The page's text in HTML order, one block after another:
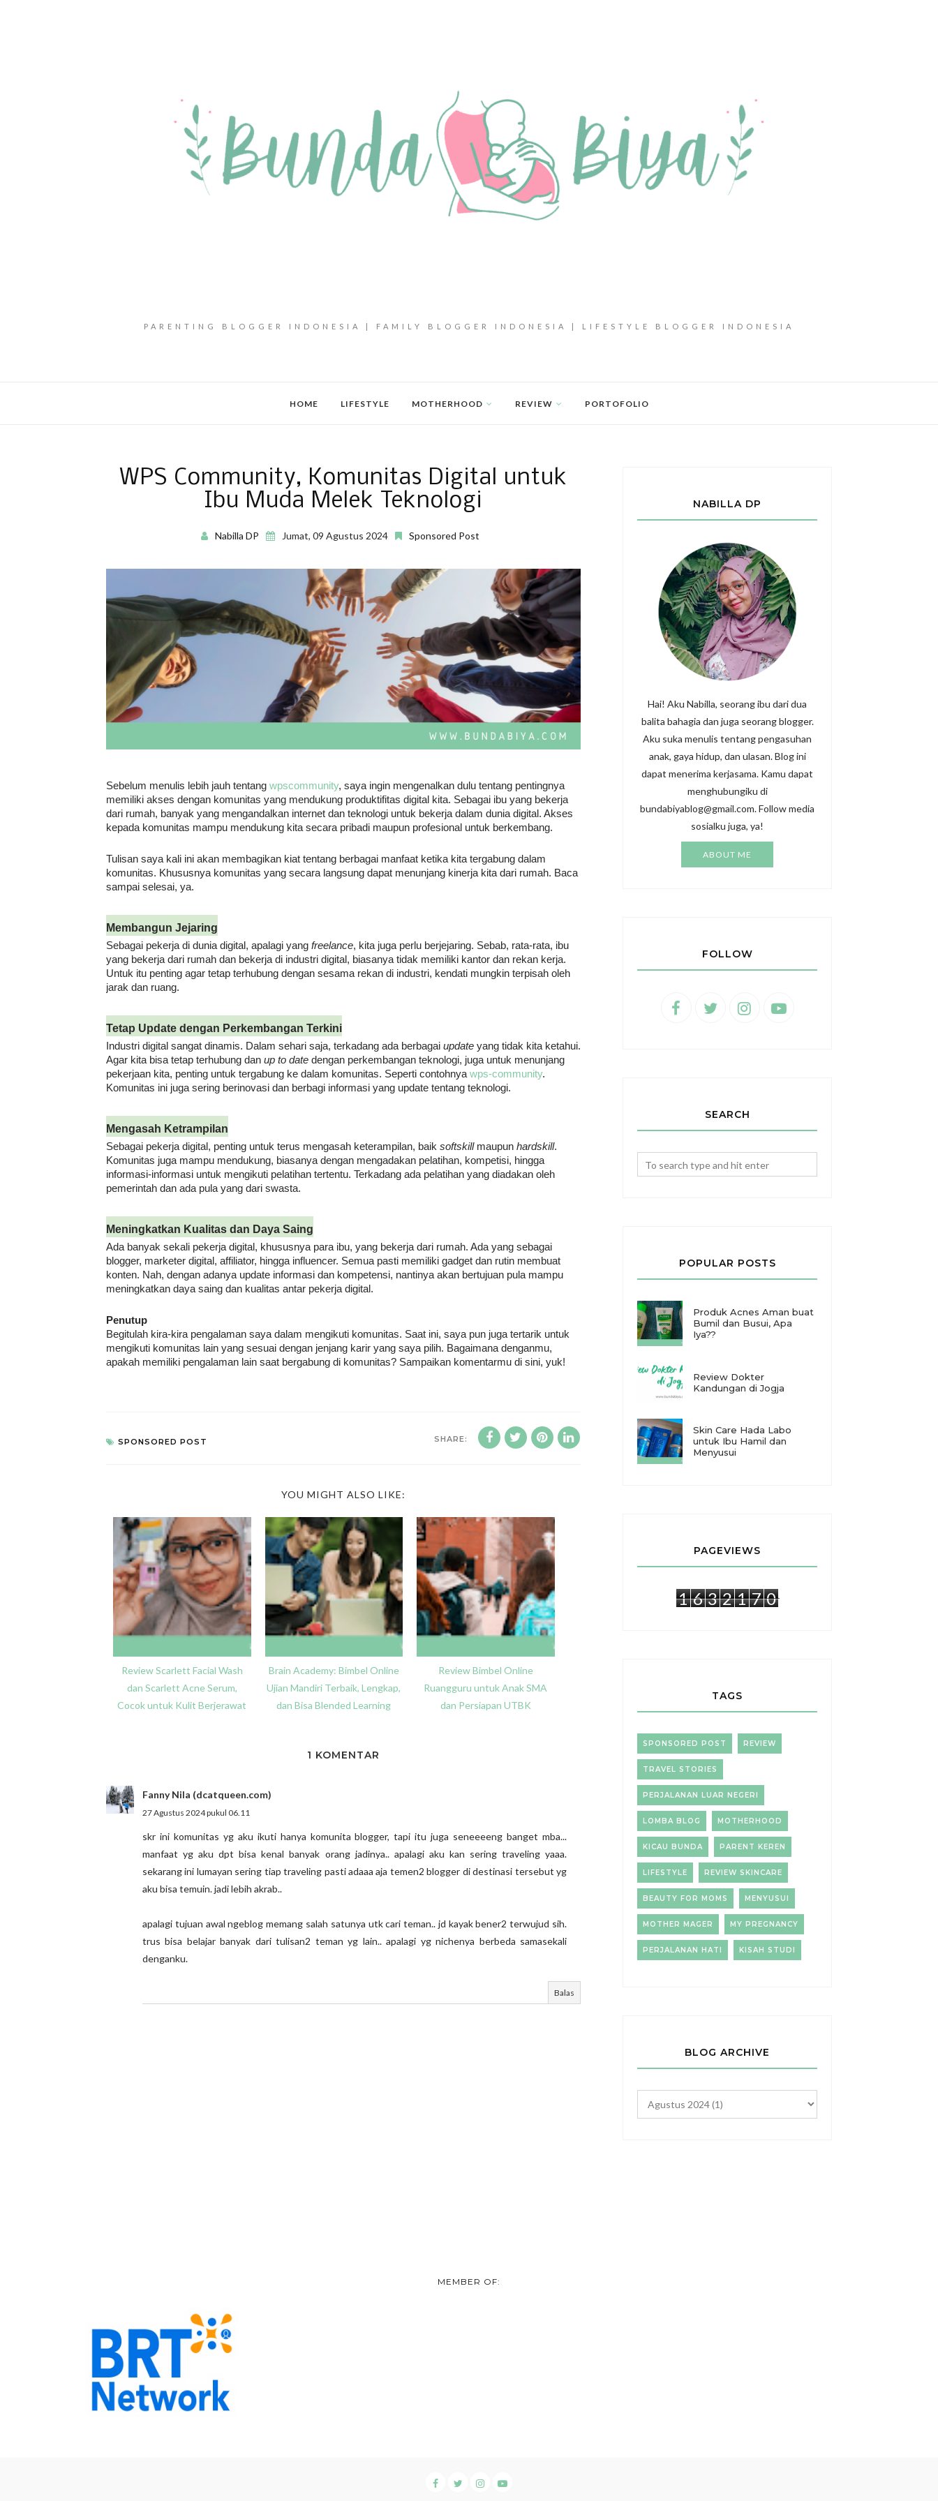
PARENTING BLOGGER INDONESIA | FAMILY BLOGGER INDONESIA | LIFESTYLE BLOGGER INDONESIA
HOME LIFESTYLE MOTHERHOOD REVIEW PORTOFOLIO
WPS Community, Komunitas Digital untuk
Ibu Muda Melek Teknologi
Nabilla DP Jumat, 09 Agustus 2024 Sponsored Post
Sebelum menulis lebih jauh tentang wpscommunity, saya ingin mengenalkan dulu tentang pentingnya
memiliki akses dengan komunitas yang mendukung produktifitas digital kita. Sebagai ibu yang bekerja
dari rumah, banyak yang mengandalkan internet dan teknologi untuk bekerja dalam dunia digital. Akses
kepada komunitas mampu mendukung kita secara pribadi maupun profesional untuk berkembang.
Tulisan saya kali ini akan membagikan kiat tentang berbagai manfaat ketika kita tergabung dalam
komunitas. Khususnya komunitas yang secara langsung dapat menunjang kinerja kita dari rumah. Baca
sampai selesai, ya.
Membangun Jejaring
Sebagai pekerja di dunia digital, apalagi yang freelance, kita juga perlu berjejaring. Sebab, rata-rata, ibu
yang bekerja dari rumah dan bekerja di industri digital, biasanya tidak memiliki kantor dan rekan kerja.
Untuk itu penting agar tetap terhubung dengan sesama rekan di industri, kendati mungkin terpisah oleh
jarak dan ruang.
Tetap Update dengan Perkembangan Terkini
Industri digital sangat dinamis. Dalam sehari saja, terkadang ada berbagai update yang tidak kita ketahui.
Agar kita bisa tetap terhubung dan up to date dengan perkembangan teknologi, juga untuk menunjang
pekerjaan kita, penting untuk tergabung ke dalam komunitas. Seperti contohnya wps-community.
Komunitas ini juga sering berinovasi dan berbagi informasi yang update tentang teknologi.
Mengasah Ketrampilan
Sebagai pekerja digital, penting untuk terus mengasah keterampilan, baik softskill maupun hardskill.
Komunitas juga mampu mendukung, biasanya dengan mengadakan pelatihan, kompetisi, hingga
informasi-informasi untuk mengikuti pelatihan tertentu. Terkadang ada pelatihan yang diadakan oleh
pemerintah dan ada pula yang dari swasta.
Meningkatkan Kualitas dan Daya Saing
Ada banyak sekali pekerja digital, khususnya para ibu, yang bekerja dari rumah. Ada yang sebagai
blogger, marketer digital, affiliator, hingga influencer. Semua pasti memiliki gadget dan rutin membuat
konten. Nah, dengan adanya update informasi dan kompetensi, nantinya akan bertujuan pula mampu
meningkatkan daya saing dan kualitas antar pekerja digital.
Penutup
Begitulah kira-kira pengalaman saya dalam mengikuti komunitas. Saat ini, saya pun juga tertarik untuk
mengikuti komunitas lain yang sesuai dengan jenjang karir yang saya pilih. Bagaimana denganmu,
apakah memiliki pengalaman lain saat bergabung di komunitas? Sampaikan komentarmu di sini, yuk!
SPONSORED POST SHARE:
YOU MIGHT ALSO LIKE:
Review Scarlett Facial Wash
dan Scarlett Acne Serum,
Cocok untuk Kulit Berjerawat
Brain Academy: Bimbel Online
Ujian Mandiri Terbaik, Lengkap,
dan Bisa Blended Learning
Review Bimbel Online
Ruangguru untuk Anak SMA
dan Persiapan UTBK
1 KOMENTAR
Fanny Nila (dcatqueen.com)
27 Agustus 2024 pukul 06.11
skr ini komunitas yg aku ikuti hanya komunita blogger, tapi itu juga seneeeeng banget mba...
manfaat yg aku dpt bisa kenal banyak orang jadinya.. apalagi aku kan sering traveling yaaa.
sekarang ini lumayan sering tiap traveling pasti adaaa aja temen2 blogger di destinasi tersebut yg
aku bisa temuin. jadi lebih akrab..
apalagi tujuan awal ngeblog memang salah satunya utk cari teman.. jd kayak bener2 terwujud sih.
trus bisa belajar banyak dari tulisan2 teman yg lain.. apalagi yg nichenya berbeda samasekali
denganku.
Balas
NABILLA DP
Hai! Aku Nabilla, seorang ibu dari dua
balita bahagia dan juga seorang blogger.
Aku suka menulis tentang pengasuhan
anak, gaya hidup, dan ulasan. Blog ini
dapat menerima kerjasama. Kamu dapat
menghubungiku di
bundabiyablog@gmail.com. Follow media
sosialku juga, ya!
ABOUT ME
FOLLOW
SEARCH
POPULAR POSTS
Produk Acnes Aman buat
Bumil dan Busui, Apa
Iya??
Review Dokter
Kandungan di Jogja
Skin Care Hada Labo
untuk Ibu Hamil dan
Menyusui
PAGEVIEWS
1 6 3 2 1 7 0
TAGS
SPONSORED POST REVIEW
TRAVEL STORIES
PERJALANAN LUAR NEGERI
LOMBA BLOG MOTHERHOOD
KICAU BUNDA PARENT KEREN
LIFESTYLE REVIEW SKINCARE
BEAUTY FOR MOMS MENYUSUI
MOTHER MAGER MY PREGNANCY
PERJALANAN HATI KISAH STUDI
BLOG ARCHIVE
MEMBER OF: